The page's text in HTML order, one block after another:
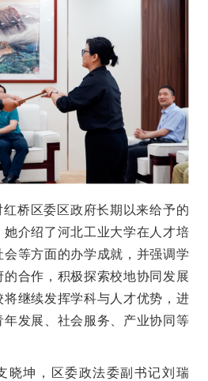
红桥区委区政府长期以来给予的
介绍了河北工业大学在人才培
等方面的办学成就，并强调学
合作，积极探索校地协同发展
继续发挥学科与人才优势，进
发展、社会服务、产业协同等
晓坤，区委政法委副书记刘瑞